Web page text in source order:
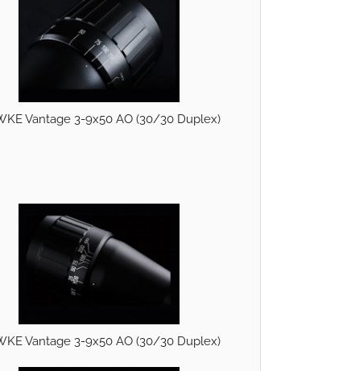
Vantage 3-9x50 AO (30/30 Duplex)
Vantage 3-9x50 AO (30/30 Duplex)